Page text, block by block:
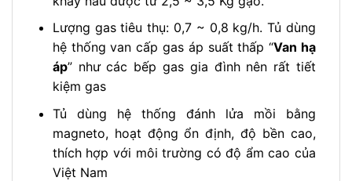
Lượng gas tiêu thụ: 0,7 ~ 0,8 kg/h. Tủ dùng
hệ thống van cấp gas áp suất thấp “Van hạ
áp” như các bếp gas gia đình nên rất tiết
kiệm gas
Tủ dùng hệ thống đánh lửa mồi bằng
magneto, hoạt động ổn định, độ bền cao,
thích hợp với môi trường có độ ẩm cao của
Việt Nam